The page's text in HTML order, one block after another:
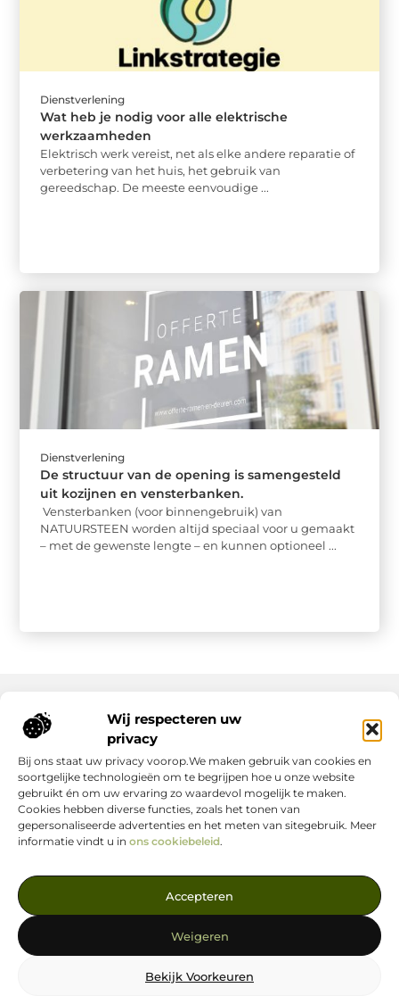
Wij respecteren uw
privacy
Bij ons staat uw privacy voorop.We maken gebruik van cookies en
soortgelijke technologieën om te begrijpen hoe u onze website
gebruikt én om uw ervaring zo waardevol mogelijk te maken.
Cookies hebben diverse functies, zoals het tonen van
gepersonaliseerde advertenties en het meten van sitegebruik. Meer
informatie vindt u in ons cookiebeleid.
Accepteren
Weigeren
Bekijk Voorkeuren
Dienstverlening
Wat heb je nodig voor alle elektrische
werkzaamheden
Elektrisch werk vereist, net als elke andere reparatie of
verbetering van het huis, het gebruik van
gereedschap. De meeste eenvoudige ...
Dienstverlening
De structuur van de opening is samengesteld
uit kozijnen en vensterbanken.
Vensterbanken (voor binnengebruik) van
NATUURSTEEN worden altijd speciaal voor u gemaakt
– met de gewenste lengte – en kunnen optioneel ...
— Ontdek inspirerende verhalen, nuttige tips en waardevolle
artikelen, allemaal op één centrale plek. Start je leesavontuur
vandaag op linkstrategie.nl!
Onze informatie